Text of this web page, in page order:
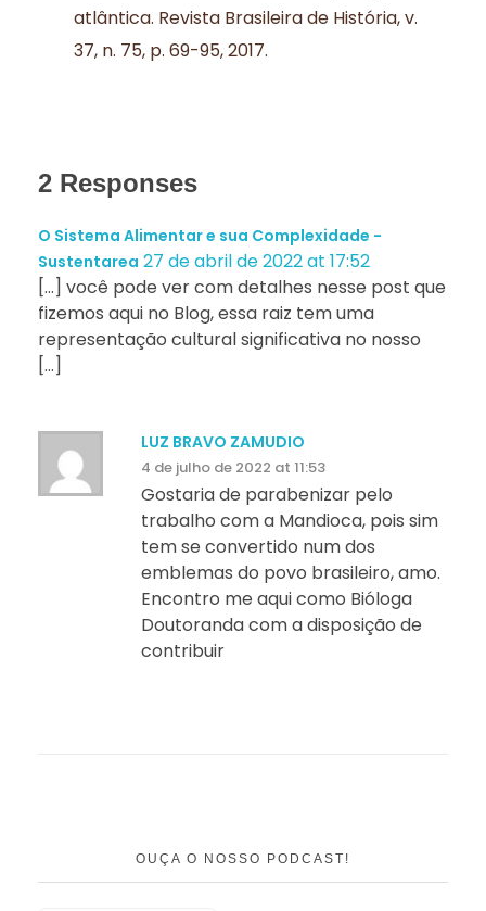
atlântica. Revista Brasileira de História, v.
37, n. 75, p. 69-95, 2017.
2 Responses
O Sistema Alimentar e sua Complexidade -
Sustentarea 27 de abril de 2022 at 17:52
[…] você pode ver com detalhes nesse post que
fizemos aqui no Blog, essa raiz tem uma
representação cultural significativa no nosso
[…]
LUZ BRAVO ZAMUDIO
4 de julho de 2022 at 11:53
Gostaria de parabenizar pelo
trabalho com a Mandioca, pois sim
tem se convertido num dos
emblemas do povo brasileiro, amo.
Encontro me aqui como Bióloga
Doutoranda com a disposição de
contribuir
OUÇA O NOSSO PODCAST!